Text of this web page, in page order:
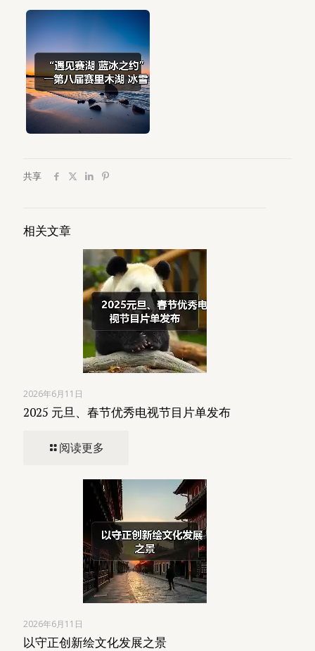
共享
相关文章
2026年6月11日
2025 元旦、春节优秀电视节目片单发布
阅读更多
2026年6月11日
以守正创新绘文化发展之景